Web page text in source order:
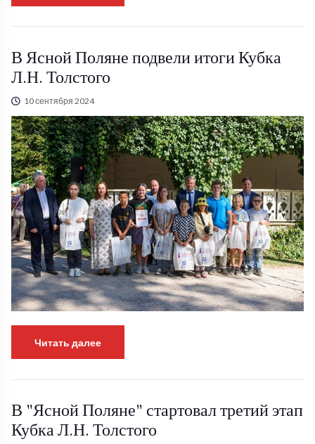
В Ясной Поляне подвели итоги Кубка
Л.Н. Толстого
10 сентября 2024
Читать далее
В "Ясной Поляне" стартовал третий этап
Кубка Л.Н. Толстого